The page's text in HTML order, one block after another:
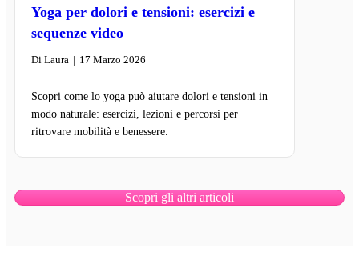
Yoga per dolori e tensioni: esercizi e
sequenze video
Di Laura | 17 Marzo 2026
Scopri come lo yoga può aiutare dolori e tensioni in
modo naturale: esercizi, lezioni e percorsi per
ritrovare mobilità e benessere.
Scopri gli altri articoli